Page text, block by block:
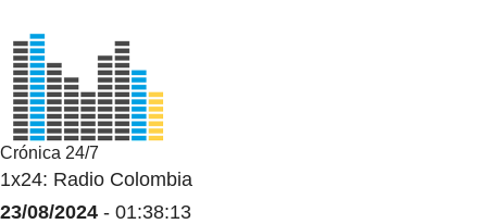
Crónica 24/7
1x24: Radio Colombia
23/08/2024 - 01:38:13